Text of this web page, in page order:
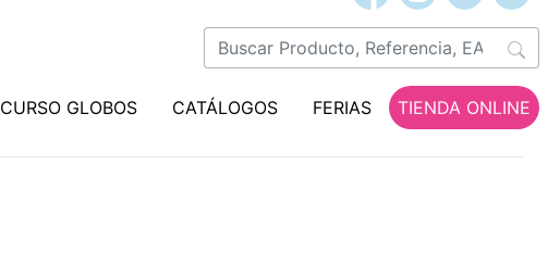
CURSO GLOBOS CATÁLOGOS FERIAS TIENDA ONLINE